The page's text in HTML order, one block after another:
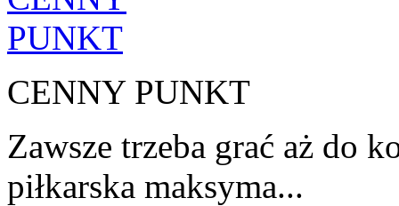
CENNY PUNKT
Zawsze trzeba grać aż do
piłkarska maksyma...